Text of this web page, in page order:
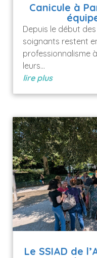
Canicule à
Depuis le début
soignants restent
professionnalisme
leurs...
lire plus
Le SSIAD de